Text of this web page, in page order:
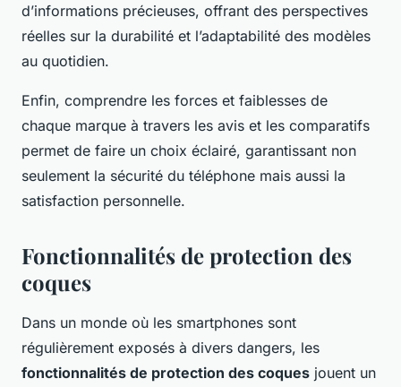
d’informations précieuses, offrant des perspectives
réelles sur la durabilité et l’adaptabilité des modèles
au quotidien.
Enfin, comprendre les forces et faiblesses de
chaque marque à travers les avis et les comparatifs
permet de faire un choix éclairé, garantissant non
seulement la sécurité du téléphone mais aussi la
satisfaction personnelle.
Fonctionnalités de protection des
coques
Dans un monde où les smartphones sont
régulièrement exposés à divers dangers, les
fonctionnalités de protection des coques jouent un